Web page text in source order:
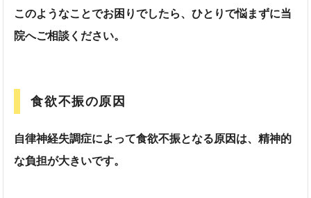
このようなことでお困りでしたら、ひとりで悩まずに当
院へご相談ください。
食欲不振の原因
自律神経失調症によって食欲不振となる原因は、精神的
な負担が大きいです。